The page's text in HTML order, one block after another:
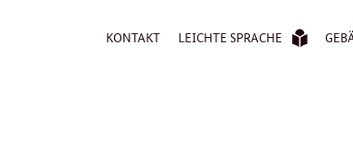
KONTAKT LEICHTE SPRACHE